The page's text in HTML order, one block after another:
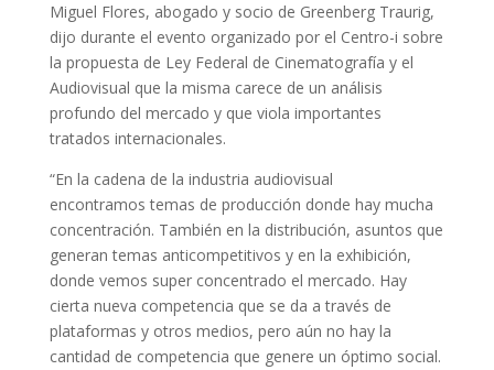
Miguel Flores, abogado y socio de Greenberg Traurig,
dijo durante el evento organizado por el Centro-i sobre
la propuesta de Ley Federal de Cinematografía y el
Audiovisual que la misma carece de un análisis
profundo del mercado y que viola importantes
tratados internacionales.
“En la cadena de la industria audiovisual
encontramos temas de producción donde hay mucha
concentración. También en la distribución, asuntos que
generan temas anticompetitivos y en la exhibición,
donde vemos super concentrado el mercado. Hay
cierta nueva competencia que se da a través de
plataformas y otros medios, pero aún no hay la
cantidad de competencia que genere un óptimo social.